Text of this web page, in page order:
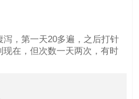
，第一天20多遍，之后打针
在，但次数一天两次，有时